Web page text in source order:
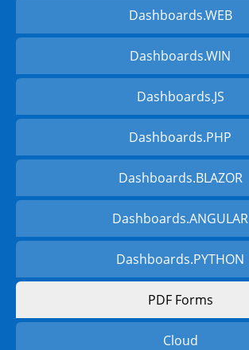
Dashboards.WEB
Dashboards.WIN
Dashboards.JS
Dashboards.PHP
Dashboards.BLAZOR
Dashboards.ANGULAR
Dashboards.PYTHON
PDF Forms
Cloud